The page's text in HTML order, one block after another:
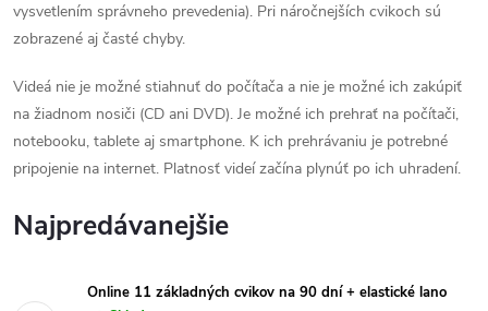
vysvetlením správneho prevedenia). Pri náročnejších cvikoch sú
zobrazené aj časté chyby.
Videá nie je možné stiahnuť do počítača a nie je možné ich zakúpiť
na žiadnom nosiči (CD ani DVD). Je možné ich prehrať na počítači,
notebooku, tablete aj smartphone. K ich prehrávaniu je potrebné
pripojenie na internet. Platnosť videí začína plynúť po ich uhradení.
Najpredávanejšie
Online 11 základných cvikov na 90 dní + elastické lano